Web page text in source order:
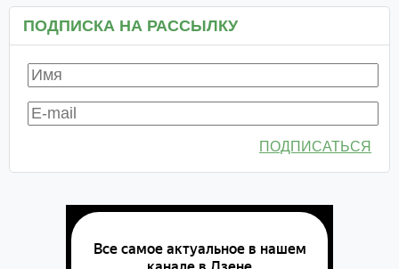
ПОДПИСКА НА РАССЫЛКУ
ПОДПИСАТЬСЯ